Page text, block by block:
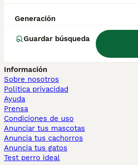
Generación
Guardar búsqueda
Chihuahua en Sevilla
Caniche Toy en venta en Barcelona
Perros en adopcion
Información
Sobre nosotros
Politica privacidad
Ayuda
Prensa
Condiciones de uso
Anunciar tus mascotas
Anuncia tus cachorros
Anuncia tus gatos
Test perro ideal